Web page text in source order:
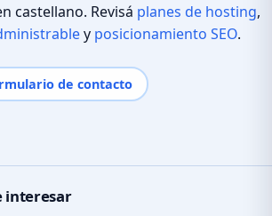
castellano. Revisá planes de hosting,
y posicionamiento SEO.
de contacto
interesar